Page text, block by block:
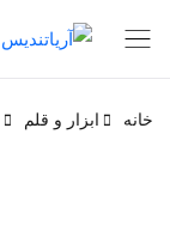
خانه ابزار و قلم